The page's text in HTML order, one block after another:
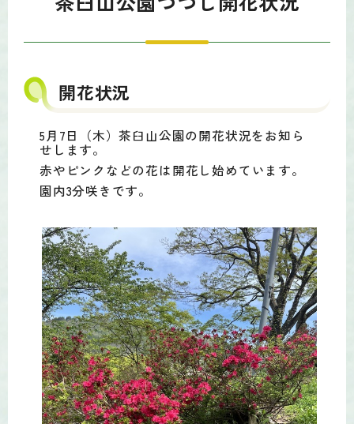
開花状況
5月7日（木）茶臼山公園の開花状況をお知ら
せします。
赤やピンクなどの花は開花し始めています。
園内3分咲きです。